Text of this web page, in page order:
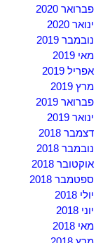
פברואר 2020
ינואר 2020
נובמבר 2019
מאי 2019
אפריל 2019
מרץ 2019
פברואר 2019
ינואר 2019
דצמבר 2018
נובמבר 2018
אוקטובר 2018
ספטמבר 2018
יולי 2018
יוני 2018
מאי 2018